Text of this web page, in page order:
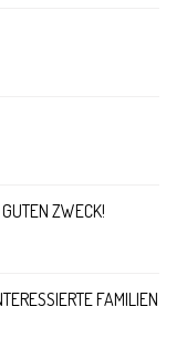
ZWECK!
FAMILIEN